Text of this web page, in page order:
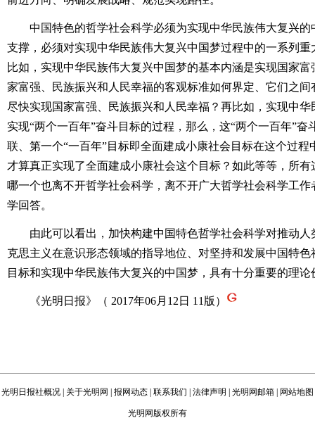
中国特色的哲学社会科学必须为实现中华民族伟大复兴的
支撑，必须对实现中华民族伟大复兴中国梦过程中的一系列
比如，实现中华民族伟大复兴中国梦的基本内涵是实现国家
家富强、民族振兴和人民幸福的客观标准如何界定、它们之
尽快实现国家富强、民族振兴和人民幸福？再比如，实现中
实现“两个一百年”奋斗目标的过程，那么，这“两个一百年”
联、第一个“一百年”目标即全面建成小康社会目标在这个过
才算真正实现了全面建成小康社会这个目标？如此等等，所
哪一个也离不开哲学社会科学，离不开广大哲学社会科学工
学回答。
由此可以看出，加快构建中国特色哲学社会科学对推动人
克思主义在意识形态领域的指导地位、对坚持和发展中国特
目标和实现中华民族伟大复兴的中国梦，具有十分重要的理
《光明日报》（ 2017年06月12日 11版）
光明日报社概况 关于光明网 报网动态 联系我们 法律声明 光明网邮箱 网站地图
光明网版权所有